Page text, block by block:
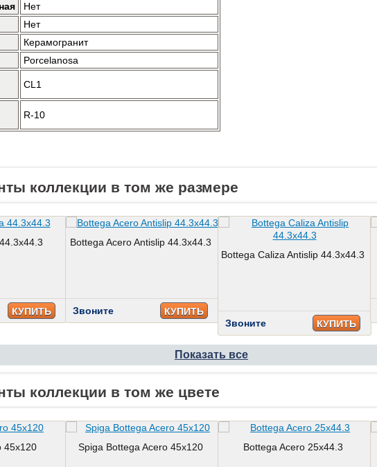
Нет
Нет
Керамогранит
Porcelanosa
CL1
R-10
коллекции в том же размере
КУПИТЬ
Bottega Acero Antislip 44.3x44.3
Звоните КУПИТЬ
Bottega Caliza Antislip 44.3x44.3
Звоните КУПИТЬ
Показать все
коллекции в том же цвете
45x120 Spiga Bottega Acero 45x120 Bottega Acero 25x44.3